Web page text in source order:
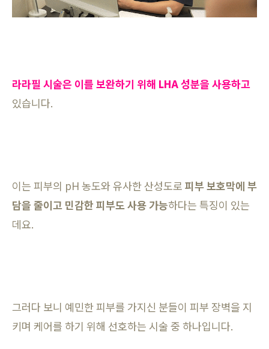
라라필 시술은 이를 보완하기 위해 LHA 성분을 사용하고
있습니다.
이는 피부의 pH 농도와 유사한 산성도로 피부 보호막에 부
담을 줄이고 민감한 피부도 사용 가능하다는 특징이 있는
데요.
그러다 보니 예민한 피부를 가지신 분들이 피부 장벽을 지
키며 케어를 하기 위해 선호하는 시술 중 하나입니다.